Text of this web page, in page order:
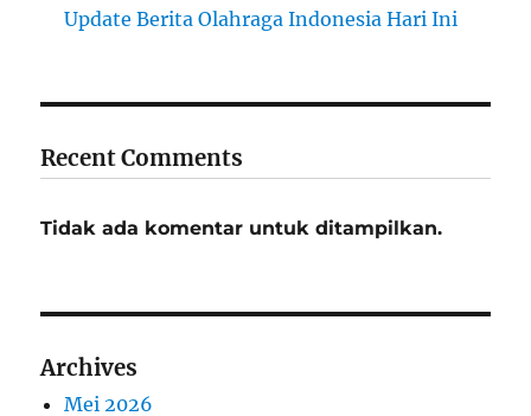
Update Berita Olahraga Indonesia Hari Ini
Recent Comments
Tidak ada komentar untuk ditampilkan.
Archives
Mei 2026